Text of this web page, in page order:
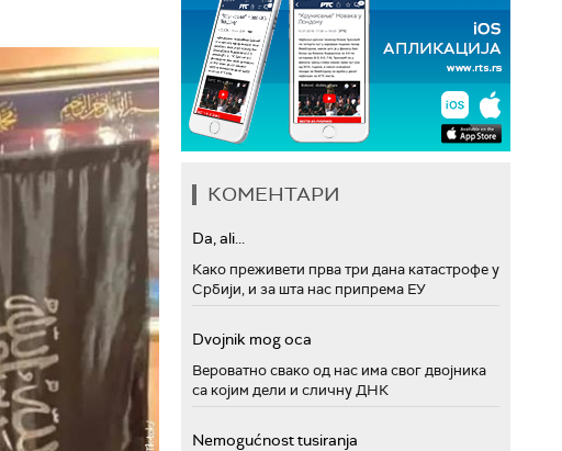
КОМЕНТАРИ
Da, ali...
Како преживети прва три дана катастрофе у
Србији, и за шта нас припрема ЕУ
Dvojnik mog oca
Вероватно свако од нас има свог двојника
са којим дели и сличну ДНК
Nemogućnost tusiranja